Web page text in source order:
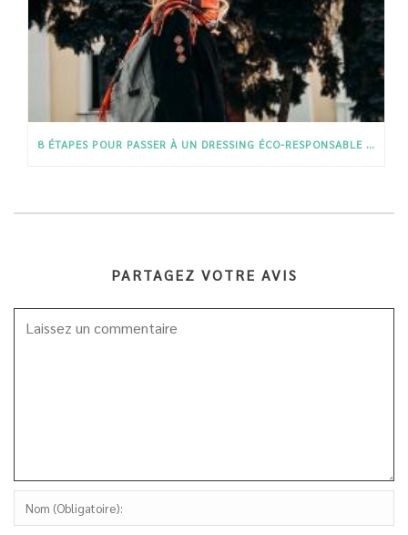
8 ÉTAPES POUR PASSER À UN DRESSING ÉCO-RESPONSABLE (SANS PANIQUER) CETTE ANNÉE
PARTAGEZ VOTRE AVIS